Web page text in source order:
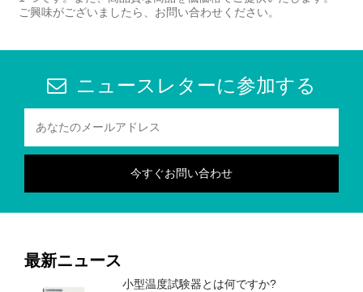
ご興味がございましたら、お問い合わせください。
ニュースレターに参加する
最新ニュース
小型温度試験器とは何ですか?